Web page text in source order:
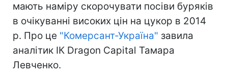
мають наміру скорочувати посіви буряків
в очікуванні високих цін на цукор в 2014
р. Про це "Комерсант-Україна" завила
аналітик ІК Dragon Capital Тамара
Левченко.